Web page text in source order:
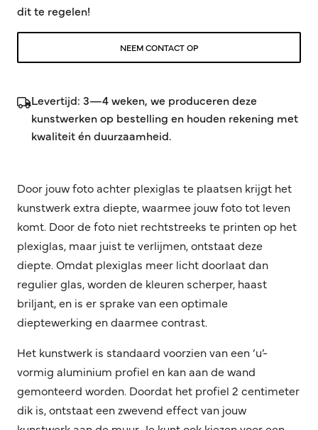
dit te regelen!
NEEM CONTACT OP
Levertijd: 3—4 weken, we produceren deze
kunstwerken op bestelling en houden rekening met
kwaliteit én duurzaamheid.
Door jouw foto achter plexiglas te plaatsen krijgt het
kunstwerk extra diepte, waarmee jouw foto tot leven
komt. Door de foto niet rechtstreeks te printen op het
plexiglas, maar juist te verlijmen, ontstaat deze
diepte. Omdat plexiglas meer licht doorlaat dan
regulier glas, worden de kleuren scherper, haast
briljant, en is er sprake van een optimale
dieptewerking en daarmee contrast.
Het kunstwerk is standaard voorzien van een ‘u’-
vormig aluminium profiel en kan aan de wand
gemonteerd worden. Doordat het profiel 2 centimeter
dik is, ontstaat een zwevend effect van jouw